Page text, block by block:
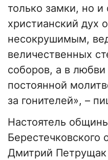
только замки, но
христианский дух
несокрушимым,
величественных
соборов, а в
постоянной
за гонителей», –
Настоятель
Берестечковского
Дмитрий